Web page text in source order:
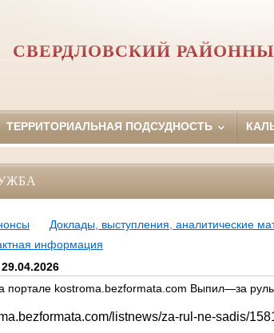
СВЕРДЛОВСКИЙ
ТЕРРИТОРИАЛЬНАЯ ПОДСУДНОСТЬ
Доклады, выступления, аналитические
информация
портале kostroma.bezformata.com Выпил—за
listnews/za-rul-ne-sadis/